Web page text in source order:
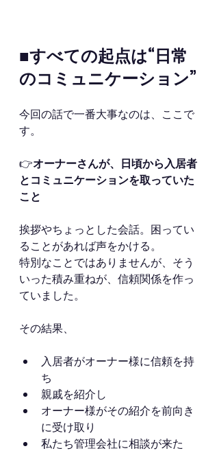
■すべての起点は“日常
のコミュニケーション”
今回の話で一番大事なのは、ここで
す。
👉オーナーさんが、日頃から入居者
とコミュニケーションを取っていた
こと
挨拶やちょっとした会話。困ってい
ることがあれば声をかける。
特別なことではありませんが、そう
いった積み重ねが、信頼関係を作っ
ていました。
その結果、
入居者がオーナー様に信頼を持
ち
親戚を紹介し
オーナー様がその紹介を前向き
に受け取り
私たち管理会社に相談が来た